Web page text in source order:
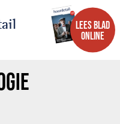
LEES BLAD
ONLINE